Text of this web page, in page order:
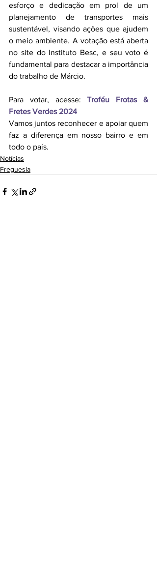
esforço e dedicação em prol de um
planejamento de transportes mais
sustentável, visando ações que ajudem
o meio ambiente. A votação está aberta
no site do Instituto Besc, e seu voto é
fundamental para destacar a importância
do trabalho de Márcio.
Para votar, acesse: Troféu Frotas &
Fretes Verdes 2024
Vamos juntos reconhecer e apoiar quem
faz a diferença em nosso bairro e em
todo o país.
Notícias
Freguesia